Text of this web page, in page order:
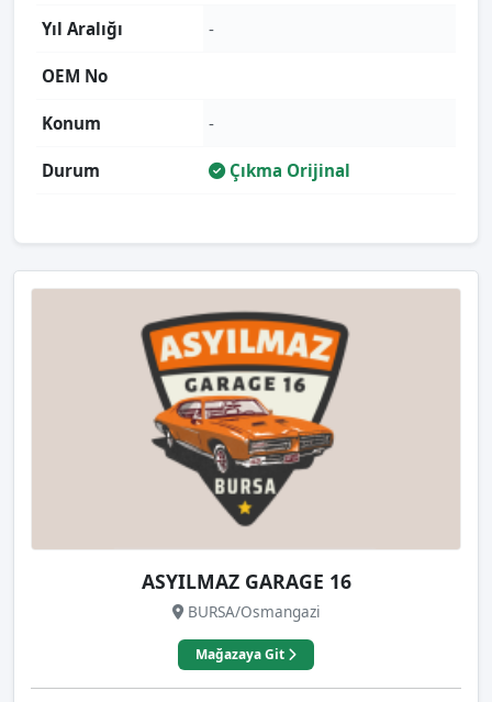
Yıl Aralığı -
OEM No
Konum -
Durum Çıkma Orijinal
ASYILMAZ GARAGE 16
BURSA/Osmangazi
Mağazaya Git